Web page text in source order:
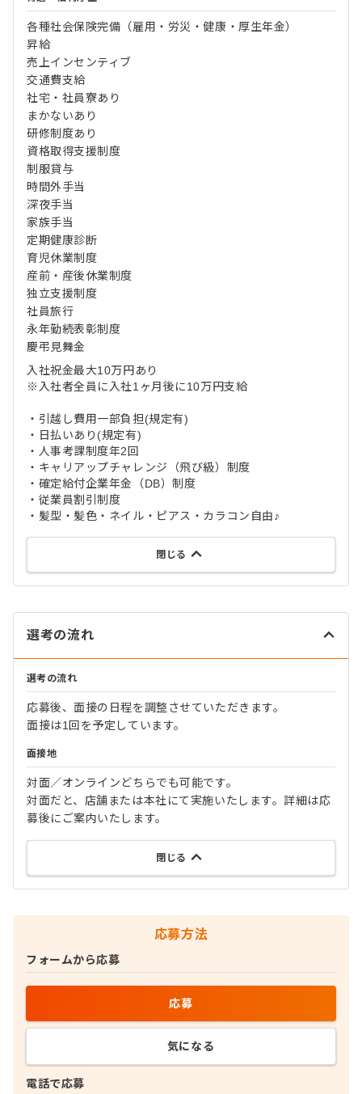
各種社会保険完備（雇用・労災・健康・厚生年金）
昇給
売上インセンティブ
交通費支給
社宅・社員寮あり
まかないあり
研修制度あり
資格取得支援制度
制服貸与
時間外手当
深夜手当
家族手当
定期健康診断
育児休業制度
産前・産後休業制度
独立支援制度
社員旅行
永年勤続表彰制度
慶弔見舞金
入社祝金最大10万円あり
※入社者全員に入社1ヶ月後に10万円支給
・引越し費用一部負担(規定有)
・日払いあり(規定有)
・人事考課制度年2回
・キャリアップチャレンジ（飛び級）制度
・確定給付企業年金（DB）制度
・従業員割引制度
・髪型・髪色・ネイル・ピアス・カラコン自由♪
閉じる
選考の流れ
選考の流れ
応募後、面接の日程を調整させていただきます。
面接は1回を予定しています。
面接地
対面／オンラインどちらでも可能です。
対面だと、店舗または本社にて実施いたします。詳細は応
募後にご案内いたします。
閉じる
応募方法
電話で応募
フォームから応募
応募
気になる